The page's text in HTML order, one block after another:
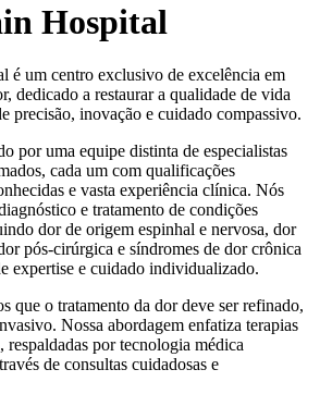
Hospital
é um centro exclusivo de excelência em
dedicado a restaurar a qualidade de vida
precisão, inovação e cuidado compassivo.
por uma equipe distinta de especialistas
cada um com qualificações
e vasta experiência clínica. Nós
e tratamento de condições
dor de origem espinhal e nervosa, dor
pós-cirúrgica e síndromes de dor crônica
expertise e cuidado individualizado.
que o tratamento da dor deve ser refinado,
Nossa abordagem enfatiza terapias
respaldadas por tecnologia médica
de consultas cuidadosas e